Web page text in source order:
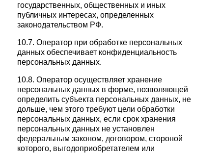
государственных, общественных и иных
публичных интересах, определенных
законодательством РФ.
10.7. Оператор при обработке персональных
данных обеспечивает конфиденциальность
персональных данных.
10.8. Оператор осуществляет хранение
персональных данных в форме, позволяющей
определить субъекта персональных данных, не
дольше, чем этого требуют цели обработки
персональных данных, если срок хранения
персональных данных не установлен
федеральным законом, договором, стороной
которого, выгодоприобретателем или